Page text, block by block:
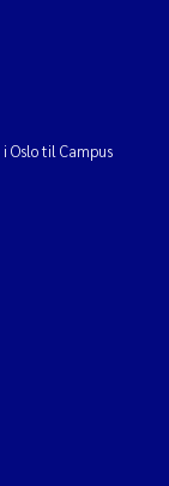
Oslo til Campus